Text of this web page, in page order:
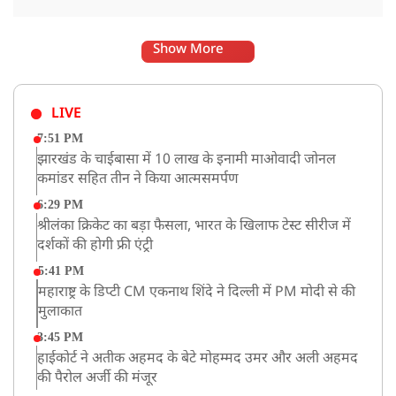
Show More
LIVE
7:51 PM
झारखंड के चाईबासा में 10 लाख के इनामी माओवादी जोनल
कमांडर सहित तीन ने किया आत्मसमर्पण
6:29 PM
श्रीलंका क्रिकेट का बड़ा फैसला, भारत के खिलाफ टेस्ट सीरीज में
दर्शकों की होगी फ्री एंट्री
5:41 PM
महाराष्ट्र के डिप्टी CM एकनाथ शिंदे ने दिल्ली में PM मोदी से की
मुलाकात
3:45 PM
हाईकोर्ट ने अतीक अहमद के बेटे मोहम्मद उमर और अली अहमद
की पैरोल अर्जी की मंजूर